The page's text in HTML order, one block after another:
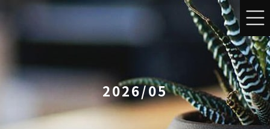
2026/05